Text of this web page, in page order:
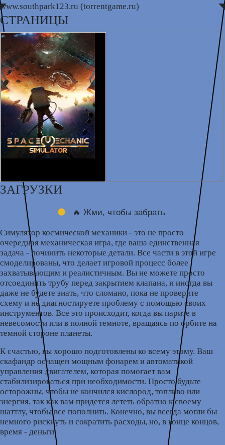
www.southpark123.ru (torrentgame.ru)
◤ ◥
СТРАНИЦЫ
ЗАГРУЗКИ
🔥 Жми, чтобы забрать
Симулятор космической механики - это не просто
очередная механическая игра, где ваша единственная
задача - починить некоторые детали. Все части в этой игре
смоделированы, что делает игровой процесс более
захватывающим и реалистичным. Вы не можете просто
отсоединить трубу перед закрытием клапана, и иногда вы
даже не будете знать, что сломано, пока не проверите
схему и не диагностируете проблему с помощью своих
инструментов. Все это происходит, когда вы парите в
невесомости или в полной темноте, вращаясь по орбите на
темной стороне планеты.
К счастью, вы хорошо подготовлены ко всему этому. Ваш
скафандр оснащен мощным фонарем и автоматикой
управления двигателем, которая помогает вам
стабилизироваться при необходимости. Просто будьте
осторожны, чтобы не кончился кислород, топливо или
энергия, так как вам придется лететь обратно к своему
шаттлу, чтобы все пополнить. Конечно, вы всегда могли бы
немного рискнуть и сократить расходы, но, в конце концов,
время - деньги.